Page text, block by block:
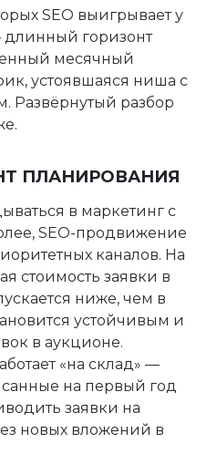
SEO выигрывает у
длинный горизонт
месячный
устоявшаяся ниша с
Развёрнутый разбор
ПЛАНИРОВАНИЯ
в маркетинг с
SEO-продвижение
каналов. На
стоимость заявки в
ниже, чем в
устойчивым и
в аукционе.
«на склад» —
на первый год
заявки на
новых вложений в